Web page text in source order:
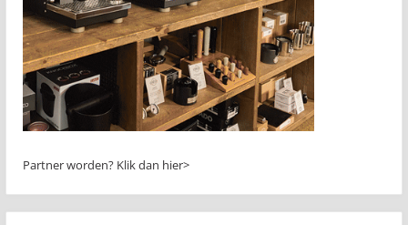
Partner worden? Klik dan hier>